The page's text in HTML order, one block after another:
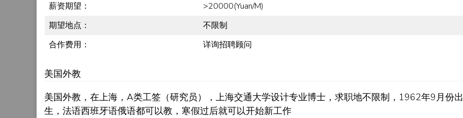
薪资期望：
>20000(Yuan/M)
期望地点：
不限制
合作费用：
详询招聘顾问
美国外教
美国外教，在上海，A类工签（研究员），上海交通大学设计专业博士，求职地不限制，1962年9月份出
生，法语西班牙语俄语都可以教，寒假过后就可以开始新工作